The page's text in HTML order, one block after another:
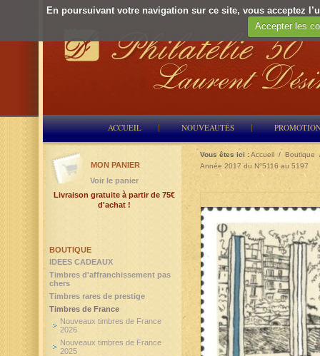
En poursuivant votre navigation sur ce site, vous acceptez
Accepter les
ACCUEIL NOUVEAUTÉS
Vous êtes ici :Accueil / Boutique
Année 2017 du N°5116 au 5197
BOUTIQUE
IDEES CADEAUX
Timbres d'affranchissement pas
chers
Timbres rares de prestige
Timbres de France
Nouveaux timbres de France
2026
Nouveaux timbres de France
2025
MON PANIER
Voir le panier
Livraison gratuite à partir de 75€
d'achat !